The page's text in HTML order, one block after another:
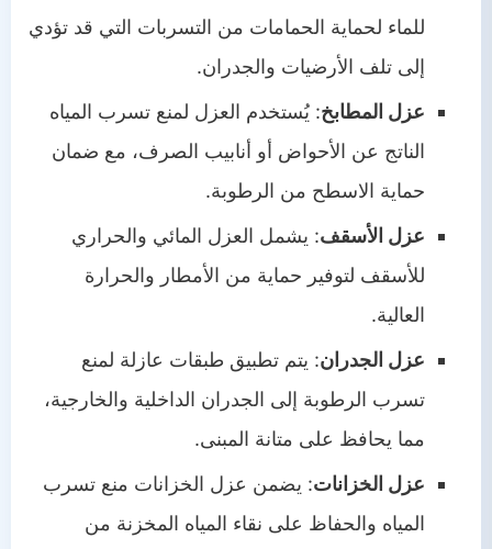
للماء لحماية الحمامات من التسربات التي قد تؤدي
إلى تلف الأرضيات والجدران.
عزل المطابخ: يُستخدم العزل لمنع تسرب المياه
الناتج عن الأحواض أو أنابيب الصرف، مع ضمان
حماية الاسطح من الرطوبة.
عزل الأسقف: يشمل العزل المائي والحراري
للأسقف لتوفير حماية من الأمطار والحرارة
العالية.
عزل الجدران: يتم تطبيق طبقات عازلة لمنع
تسرب الرطوبة إلى الجدران الداخلية والخارجية،
مما يحافظ على متانة المبنى.
عزل الخزانات: يضمن عزل الخزانات منع تسرب
المياه والحفاظ على نقاء المياه المخزنة من